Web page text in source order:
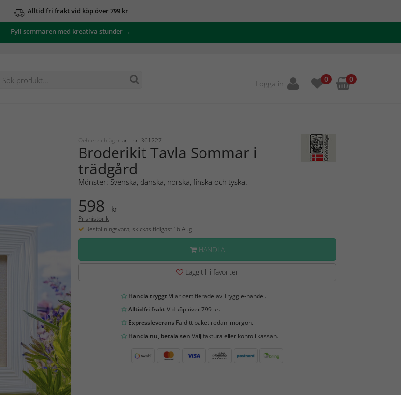
Alltid fri frakt vid köp över 799 kr
Fyll sommaren med kreativa stunder →
Logga in 0 0
Oehlenschläger art. nr: 361227
Broderikit Tavla Sommar i
trädgård
Mönster: Svenska, danska, norska, finska och tyska.
598 kr
Prishistorik
Beställningsvara, skickas tidigast 16 Aug
HANDLA
Lägg till i favoriter
Handla tryggtVi är certifierade av Trygg e-handel.
Alltid fri fraktVid köp över 799 kr.
ExpressleveransFå ditt paket redan imorgon.
Handla nu, betala sen Välj faktura eller konto i kassan.